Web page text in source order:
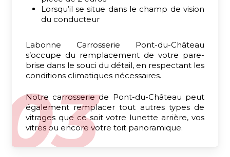
Lorsqu’il se situe dans le champ de vision
du conducteur
Labonne Carrosserie Pont-du-Château
s’occupe du remplacement de votre pare-
brise dans le souci du détail, en respectant les
conditions climatiques nécessaires.
Notre carrosserie de Pont-du-Château peut
également remplacer tout autres types de
vitrages que ce soit votre lunette arrière, vos
vitres ou encore votre toit panoramique.